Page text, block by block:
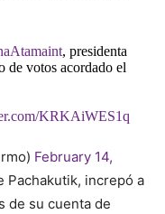
, presidenta
de votos acordado el
KRKAiWES1q
February 14,
Pachakutik, increpó a
de su cuenta de